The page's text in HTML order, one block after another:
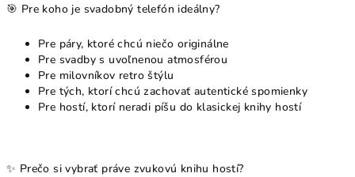
🎯 Pre koho je svadobný telefón ideálny?
Pre páry, ktoré chcú niečo originálne
Pre svadby s uvoľnenou atmosférou
Pre milovníkov retro štýlu
Pre tých, ktorí chcú zachovať autentické spomienky
Pre hostí, ktorí neradi píšu do klasickej knihy hostí
✨ Prečo si vybrať práve zvukovú knihu hostí?